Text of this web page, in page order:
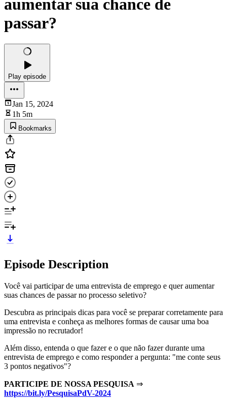
aumentar sua chance de
passar?
Play episode
Jan 15, 2024
1h 5m
Bookmarks
Episode Description
Você vai participar de uma entrevista de emprego e quer aumentar
suas chances de passar no processo seletivo?
Descubra as principais dicas para você se preparar corretamente para
uma entrevista e conheça as melhores formas de causar uma boa
impressão no recrutador!
Além disso, entenda o que fazer e o que não fazer durante uma
entrevista de emprego e como responder a pergunta: "me conte seus
3 pontos negativos"?
PARTICIPE DE NOSSA PESQUISA ⇒
https://bit.ly/PesquisaPdV-2024